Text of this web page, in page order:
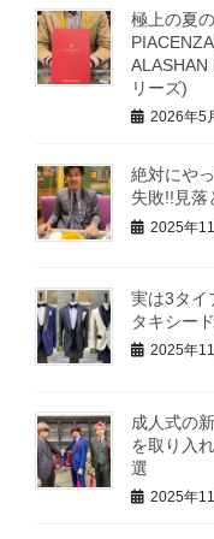
極上の夏
ALASHAN
リーズ)
2026年5
絶対にや
失敗!!見落
2025年
実は3タイ
タキシー
2025年
成人式の
を取り入
選
2025年